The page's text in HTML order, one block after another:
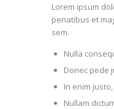
Lorem ipsum
penatibus et
sem.
Nulla
Donec pede
In enim
Nullam